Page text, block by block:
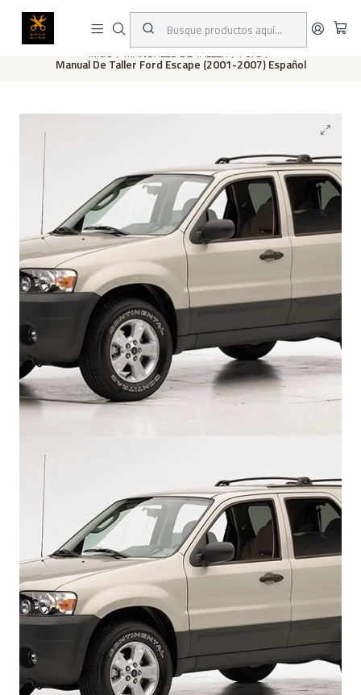
Este es el texto del slide
Inicio MANUALES DE TALLER Ford
Manual De Taller Ford Escape (2001-2007) Español